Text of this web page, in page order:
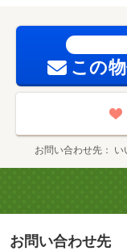
この
お問い合わせ先 い
お問い合わせ先